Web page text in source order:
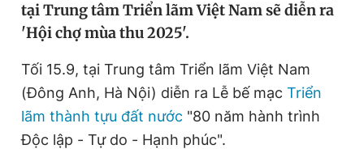
Sản phẩm khác
Thông tin tòa soạn Liên hệ quảng cáo
tại Trung tâm Triển lãm Việt Nam sẽ diễn ra
'Hội chợ mùa thu 2025'.
Tối 15.9, tại Trung tâm Triển lãm Việt Nam
(Đông Anh, Hà Nội) diễn ra Lễ bế mạc Triển
lãm thành tựu đất nước "80 năm hành trình
Độc lập - Tự do - Hạnh phúc".